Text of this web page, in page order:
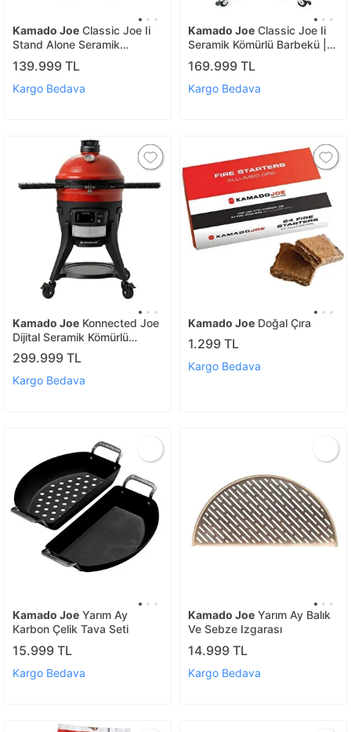
Kamado Joe Classic Joe Ii
Stand Alone Seramik
Kömürlü Barbekü | Kömürlü
Mangal
139.999 TL
Kargo Bedava
Kamado Joe Classic Joe Ii
Seramik Kömürlü Barbekü |
Kömürlü Mangal
169.999 TL
Kargo Bedava
Kamado Joe Konnected Joe
Dijital Seramik Kömürlü
Barbekü | Kömürlü Mangal
299.999 TL
Kargo Bedava
Kamado Joe Doğal Çıra
1.299 TL
Kargo Bedava
Kamado Joe Yarım Ay
Karbon Çelik Tava Seti
15.999 TL
Kargo Bedava
Kamado Joe Yarım Ay Balık
Ve Sebze Izgarası
14.999 TL
Kargo Bedava